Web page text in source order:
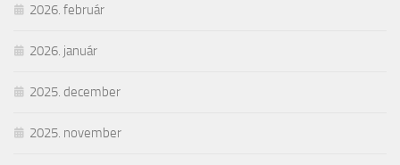
2026. február
2026. január
2025. december
2025. november